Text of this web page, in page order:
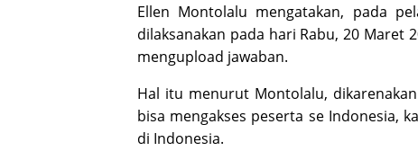
Ellen Montolalu mengatakan, pada
dilaksanakan pada hari Rabu, 20 Maret
mengupload jawaban.
Hal itu menurut Montolalu,
bisa mengakses peserta se Indonesia,
di Indonesia.